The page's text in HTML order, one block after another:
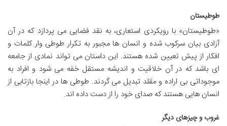
طوطیستان
«طوطیستان» با رویکردی استعاری، به نقد فضایی می پردازد که در آن
آزادی بیان سرکوب شده و انسان ها مجبور به تکرار طوطی وار کلمات و
افکار از پیش تعیین شده هستند. این داستان می تواند نمادی از جامعه
ای باشد که در آن خلاقیت و اندیشه مستقل خفه می شود و افراد به
موجوداتی بی اراده و مقلد تبدیل می گردند. طوطی ها در اینجا بازتابی از
انسان هایی هستند که صدای خود را از دست داده اند.
غروب و چیزهای دیگر